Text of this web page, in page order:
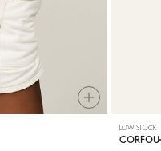
LOW STOCK
CORFOU